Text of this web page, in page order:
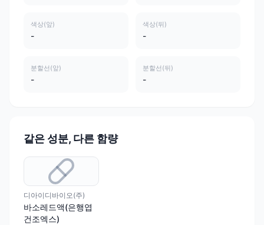
색상(앞)
-
색상(뒤)
-
분할선(앞)
-
분할선(뒤)
-
같은 성분, 다른 함량
디아이디바이오(주)
바소레드액(은행엽
건조엑스)